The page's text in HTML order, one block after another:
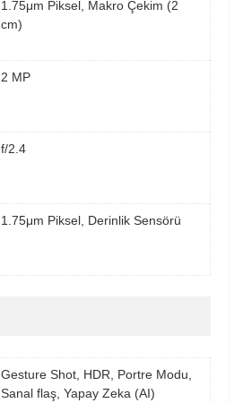
1.75μm Piksel, Makro Çekim (2
cm)
2 MP
f/2.4
1.75μm Piksel, Derinlik Sensörü
Gesture Shot, HDR, Portre Modu,
Sanal flaş, Yapay Zeka (AI)